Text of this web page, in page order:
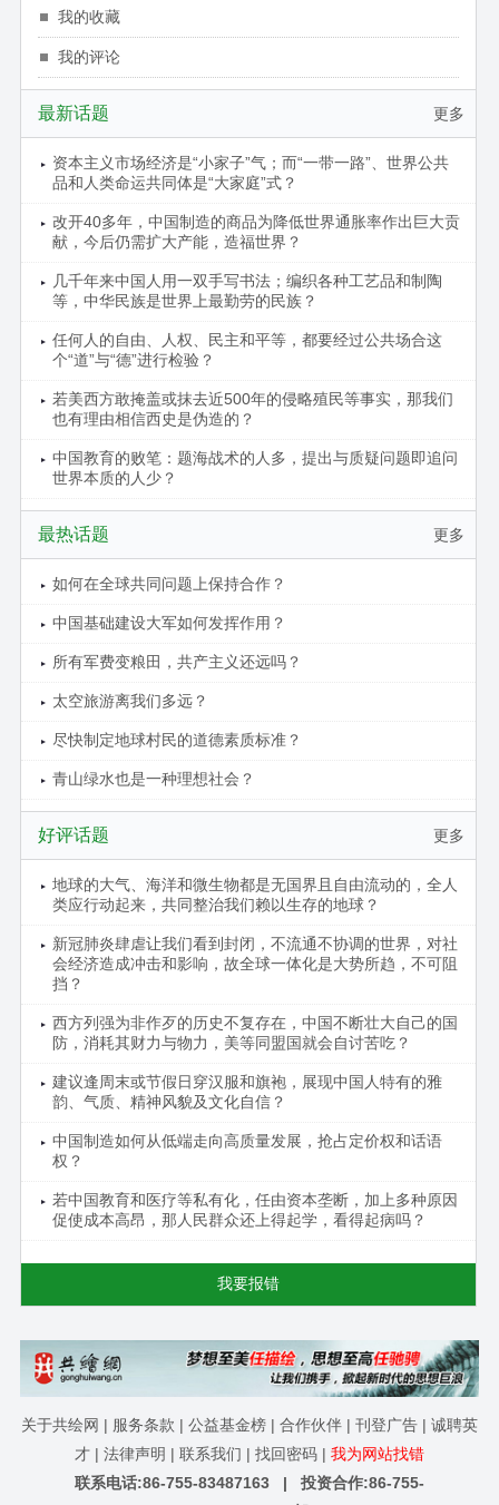
我的收藏
我的评论
更多
最新话题
资本主义市场经济是“小家子”气；而“一带一路”、世界公共
品和人类命运共同体是“大家庭”式？
改开40多年，中国制造的商品为降低世界通胀率作出巨大贡
献，今后仍需扩大产能，造福世界？
几千年来中国人用一双手写书法；编织各种工艺品和制陶
等，中华民族是世界上最勤劳的民族？
任何人的自由、人权、民主和平等，都要经过公共场合这
个“道”与“德”进行检验？
若美西方敢掩盖或抹去近500年的侵略殖民等事实，那我们
也有理由相信西史是伪造的？
中国教育的败笔：题海战术的人多，提出与质疑问题即追问
世界本质的人少？
更多
最热话题
如何在全球共同问题上保持合作？
中国基础建设大军如何发挥作用？
所有军费变粮田，共产主义还远吗？
太空旅游离我们多远？
尽快制定地球村民的道德素质标准？
青山绿水也是一种理想社会？
更多
好评话题
地球的大气、海洋和微生物都是无国界且自由流动的，全人
类应行动起来，共同整治我们赖以生存的地球？
新冠肺炎肆虐让我们看到封闭，不流通不协调的世界，对社
会经济造成冲击和影响，故全球一体化是大势所趋，不可阻
挡？
西方列强为非作歹的历史不复存在，中国不断壮大自己的国
防，消耗其财力与物力，美等同盟国就会自讨苦吃？
建议逢周末或节假日穿汉服和旗袍，展现中国人特有的雅
韵、气质、精神风貌及文化自信？
中国制造如何从低端走向高质量发展，抢占定价权和话语
权？
若中国教育和医疗等私有化，任由资本垄断，加上多种原因
促使成本高昂，那人民群众还上得起学，看得起病吗？
我要报错
关于共绘网 | 服务条款 | 公益基金榜 | 合作伙伴 | 刊登广告 | 诚聘英
才 | 法律声明 | 联系我们 | 找回密码 | 我为网站找错
联系电话:86-755-83487163 | 投资合作:86-755-